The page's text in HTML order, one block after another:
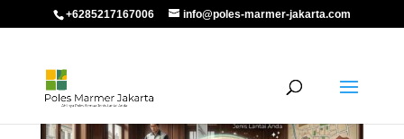
+6285217167006 info@poles-marmer-jakarta.com